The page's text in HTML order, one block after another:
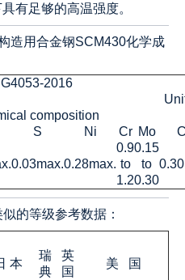
有足够的高温强度。
造用合金钢SCM430化学成
2016
composition
S Ni Cr Mo
0.03max.0.28max.
0.9
to
1.2
0.15
to
0.30
的等级参考数据：
本
瑞
典
英
国
美 国